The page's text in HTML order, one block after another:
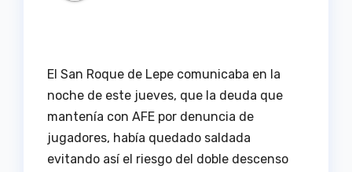
El San Roque de Lepe comunicaba en la
noche de este jueves, que la deuda que
mantenía con AFE por denuncia de
jugadores, había quedado saldada
evitando así el riesgo del doble descenso